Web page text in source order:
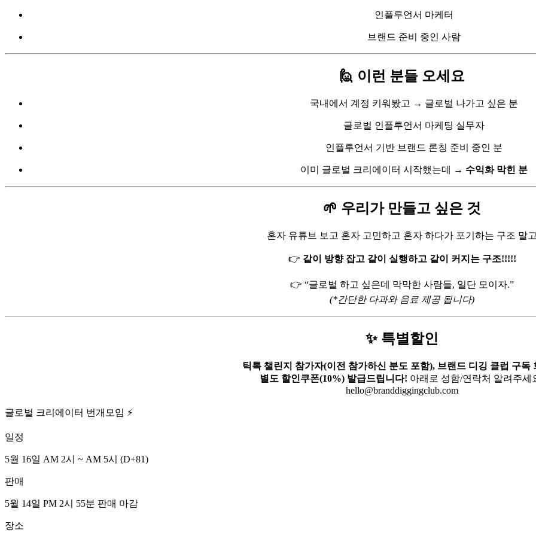
인플루언서 마케터
브랜드 준비 중인 사람
🙋 이런 분들 오세요
국내에서 계정 키워봤고 → 글로벌 나가고 싶은 분
글로벌 인플루언서 마케팅 실무자
인플루언서 기반 브랜드 론칭 준비 중인 분
이미 글로벌 크리에이터 시작했는데 → 수익화 막힌 분
🌱 우리가 만들고 싶은 것
혼자 유튜브 보고 혼자 고민하고 혼자 하다가 포기하는 구조 말고
👉 같이 방향 잡고 같이 실행하고 같이 커지는 구조!!!!!
👉 “글로벌 하고 싶은데 막막한 사람들, 일단 모이자.”
(*간단한 다과와 음료 제공 됩니다)
✨ 특별할인
틱톡 챌린지 참가자(이전 참가하신 분도 포함), 브랜드 디깅 클럽 구독
별도 할인쿠폰(10%) 발급드립니다! 아래로 성함/연락처 알려주세
hello@branddiggingclub.com
글로벌 크리에이터 번개모임 ⚡️
일정
5월 16일 AM 2시 ~ AM 5시 (D+81)
판매
5월 14일 PM 2시 55분 판매 마감
장소